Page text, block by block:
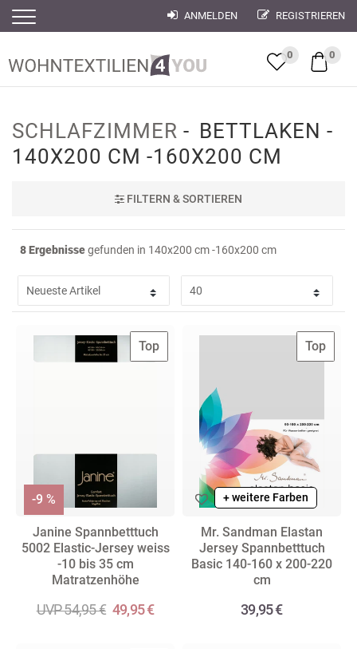
ANMELDEN REGISTRIEREN
0 0
SCHLAFZIMMER
BETTLAKEN
140X200 CM -160X200 CM
FILTERN & SORTIEREN
8 Ergebnissegefunden in 140x200 cm -160x200 cm
Top
Janine Spannbetttuch
5002 Elastic-Jersey weiss
-10 bis 35 cm
Matratzenhöhe
UVP 54,95 € 49,95 €
-9 %
Top
+ weitere Farben
Mr. Sandman Elastan
Jersey Spannbetttuch
Basic 140-160 x 200-220
cm
39,95 €
Filter
Filter